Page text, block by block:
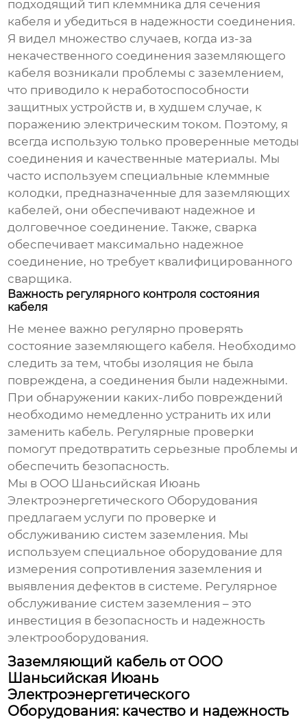
подходящий тип клеммника для сечения
кабеля и убедиться в надежности соединения.
Я видел множество случаев, когда из-за
некачественного соединениязаземляющего
кабеля возникали проблемы с заземлением,
что приводило к неработоспособности
защитных устройств и, в худшем случае, к
поражению электрическим током. Поэтому, я
всегда использую только проверенные методы
соединения и качественные материалы. Мы
часто используем специальные клеммные
колодки, предназначенные для заземляющих
кабелей, они обеспечивают надежное и
долговечное соединение. Также, сварка
обеспечивает максимально надежное
соединение, но требует квалифицированного
сварщика.
Важность регулярного контроля состояния
кабеля
Не менее важно регулярно проверять
состояниезаземляющего кабеля. Необходимо
следить за тем, чтобы изоляция не была
повреждена, а соединения были надежными.
При обнаружении каких-либо повреждений
необходимо немедленно устранить их или
заменить кабель. Регулярные проверки
помогут предотвратить серьезные проблемы и
обеспечить безопасность.
Мы в ООО Шаньсийская Июань
Электроэнергетического Оборудования
предлагаем услуги по проверке и
обслуживанию систем заземления. Мы
используем специальное оборудование для
измерения сопротивления заземления и
выявления дефектов в системе. Регулярное
обслуживание систем заземления – это
инвестиция в безопасность и надежность
электрооборудования.
Заземляющий кабель от ООО
Шаньсийская Июань
Электроэнергетического
Оборудования: качество и надежность